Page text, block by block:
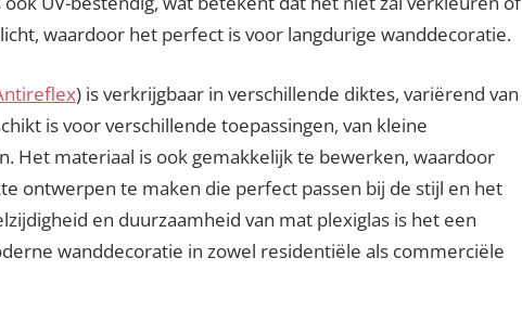
waardoor het perfect is voor langdurige wanddecoratie.
) is verkrijgbaar in verschillende diktes, variërend van
is voor verschillende toepassingen, van kleine
Het materiaal is ook gemakkelijk te bewerken, waardoor
ontwerpen te maken die perfect passen bij de stijl en het
en duurzaamheid van mat plexiglas is het een
wanddecoratie in zowel residentiële als commerciële